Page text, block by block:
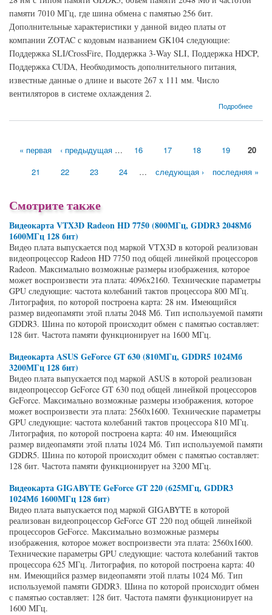
памяти 7010 МГц, где шина обмена с памятью 256 бит.
Дополнительные характеристики у данной видео платы от
компании ZOTAC с кодовым названием GK104 следующие:
Поддержка SLI/CrossFire, Поддержка 3-Way SLI, Поддержка HDCP,
Поддержка CUDA, Необходимость дополнительного питания,
известные данные о длине и высоте 267 х 111 мм. Число
вентиляторов в системе охлаждения 2.
Подробнее
о Видеокарта ZOTAC GeForce GTX 770 (1059МГц, GDDR5 2048Мб 7010МГц 256 бит)
Страницы
« первая ‹ предыдущая … 16 17 18 19
20
21
22 23 24 … следующая › последняя »
Смотрите также
Видеокарта VTX3D Radeon HD 7750 (800МГц, GDDR3 2048Мб
1600МГц 128 бит)
Видео плата выпускается под маркой VTX3D в которой реализован
видеопроцессор Radeon HD 7750 под общей линейкой процессоров
Radeon. Максимально возможные размеры изображения, которое
может воспроизвести эта плата: 4096x2160. Технические параметры
GPU следующие: частота колебаний тактов процессора 800 МГц.
Литография, по которой построена карта: 28 нм. Имеющийся
размер видеопамяти этой платы 2048 Мб. Тип используемой памяти
GDDR3. Шина по которой происходит обмен с памятью составляет:
128 бит. Частота памяти функционирует на 1600 МГц.
Видеокарта ASUS GeForce GT 630 (810МГц, GDDR5 1024Мб
3200МГц 128 бит)
Видео плата выпускается под маркой ASUS в которой реализован
видеопроцессор GeForce GT 630 под общей линейкой процессоров
GeForce. Максимально возможные размеры изображения, которое
может воспроизвести эта плата: 2560x1600. Технические параметры
GPU следующие: частота колебаний тактов процессора 810 МГц.
Литография, по которой построена карта: 40 нм. Имеющийся
размер видеопамяти этой платы 1024 Мб. Тип используемой памяти
GDDR5. Шина по которой происходит обмен с памятью составляет:
128 бит. Частота памяти функционирует на 3200 МГц.
Видеокарта GIGABYTE GeForce GT 220 (625МГц, GDDR3
1024Мб 1600МГц 128 бит)
Видео плата выпускается под маркой GIGABYTE в которой
реализован видеопроцессор GeForce GT 220 под общей линейкой
процессоров GeForce. Максимально возможные размеры
изображения, которое может воспроизвести эта плата: 2560x1600.
Технические параметры GPU следующие: частота колебаний тактов
процессора 625 МГц. Литография, по которой построена карта: 40
нм. Имеющийся размер видеопамяти этой платы 1024 Мб. Тип
используемой памяти GDDR3. Шина по которой происходит обмен
с памятью составляет: 128 бит. Частота памяти функционирует на
1600 МГц.